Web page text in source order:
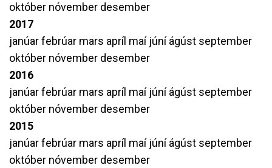
október nóvember desember
2017
janúarfebrúar mars apríl maí júníágúst september
október nóvember desember
2016
janúarfebrúar mars apríl maí júníágúst september
október nóvember desember
2015
janúarfebrúar mars apríl maí júníágúst september
október nóvember desember